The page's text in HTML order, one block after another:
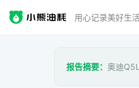
用心记录美好生
报告摘要： 奥迪